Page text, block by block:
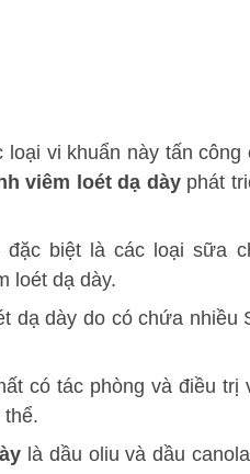
vi khuẩn này tấn
viêm loét dạ dàyphát
biệt là các loại sữa
loét dạ dày.
dày do có chứa nhiều
có tác phòng và điều trị
là dầu oliu và dầu